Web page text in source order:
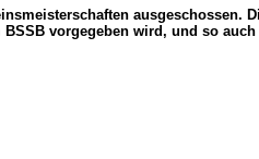
BSSB vorgegeben wird, und so